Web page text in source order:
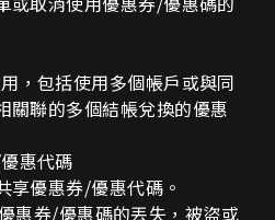
，包括使用多個帳戶或與同
關聯的多個結帳兌換的優惠
優惠代碼
享優惠券/優惠代碼。
惠券/優惠碼的丟失，被盜或